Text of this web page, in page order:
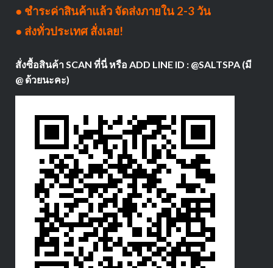
● ชำระค่าสินค้าแล้ว จัดส่งภายใน 2-3 วัน
● ส่งทั่วประเทศ สั่งเลย!
สั่งซื้อสินค้า SCAN ที่นี่ หรือ ADD LINE ID : @SALTSPA (มี
@ ด้วยนะคะ)